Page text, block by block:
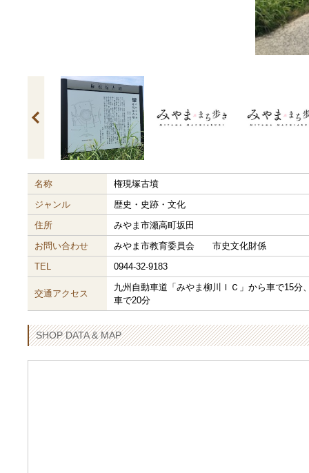
名称
権現塚古墳
ジャンル
歴史・史跡・文化
住所
みやま市瀬高町坂田
お問い合わせ
みやま市教育委員会 市史文化財係
TEL
0944-32-9183
交通アクセス
九州自動車道「みやま柳川ＩＣ」から車で15分
車で20分
SHOP DATA & MAP